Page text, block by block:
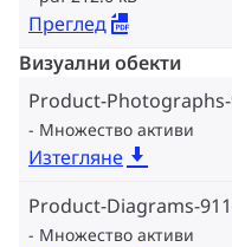
Преглед
Визуални обекти
Product-Photographs-
Множество активи
Изтегляне
Product-Diagrams-
Множество активи